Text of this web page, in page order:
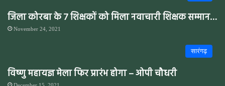
जिला कोरबा के 7 शिक्षकों को मिला नवाचारी शिक्षक सम्मान…
November 24, 2021
सारंगढ़
विष्णु महायज्ञ मेला फिर प्रारंभ होगा – ओपी चौधरी